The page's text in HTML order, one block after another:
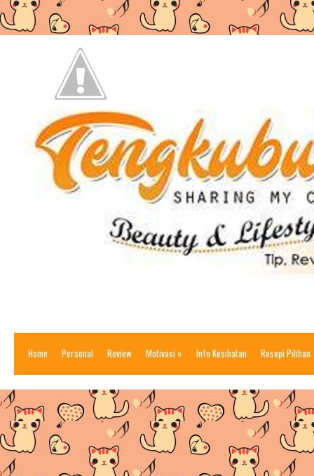
Home Personal Review Motivasi » Info Kesihatan Resepi Pilihan